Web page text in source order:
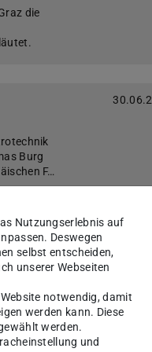
die
Burg
F…
Mentoring im Fachbereich Elektrotechnik und Informationstechnik der TU Darmstadt
TU
Semest…
Nutzungserlebnis auf
Deswegen
selbst entscheiden,
unserer Webseiten
notwendig, damit
werden kann. Diese
werden.
und